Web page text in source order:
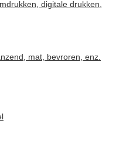
digitale drukken,
mat, bevroren, enz.